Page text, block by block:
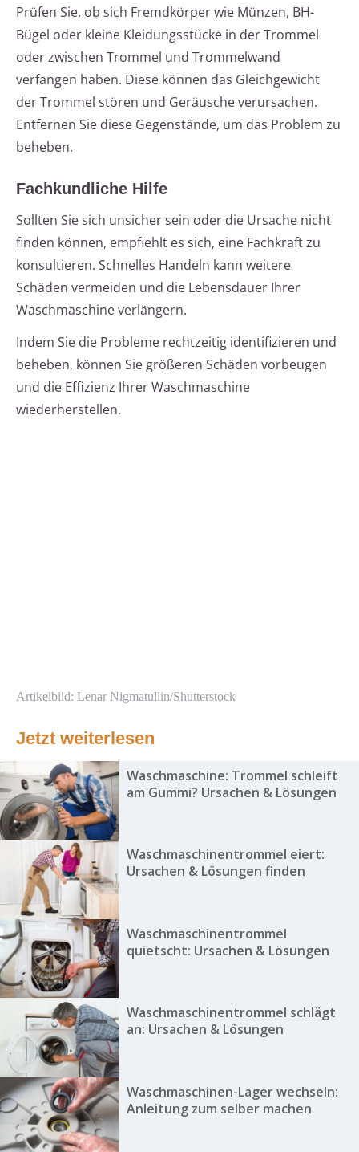
Prüfen Sie, ob sich Fremdkörper wie Münzen, BH-
Bügel oder kleine Kleidungsstücke in der Trommel
oder zwischen Trommel und Trommelwand
verfangen haben. Diese können das Gleichgewicht
der Trommel stören und Geräusche verursachen.
Entfernen Sie diese Gegenstände, um das Problem zu
beheben.
Fachkundliche Hilfe
Sollten Sie sich unsicher sein oder die Ursache nicht
finden können, empfiehlt es sich, eine Fachkraft zu
konsultieren. Schnelles Handeln kann weitere
Schäden vermeiden und die Lebensdauer Ihrer
Waschmaschine verlängern.
Indem Sie die Probleme rechtzeitig identifizieren und
beheben, können Sie größeren Schäden vorbeugen
und die Effizienz Ihrer Waschmaschine
wiederherstellen.
Artikelbild: Lenar Nigmatullin/Shutterstock
Jetzt weiterlesen
Waschmaschine: Trommel schleift
am Gummi? Ursachen & Lösungen
Waschmaschinentrommel eiert:
Ursachen & Lösungen finden
Waschmaschinentrommel
quietscht: Ursachen & Lösungen
Waschmaschinentrommel schlägt
an: Ursachen & Lösungen
Waschmaschinen-Lager wechseln:
Anleitung zum selber machen